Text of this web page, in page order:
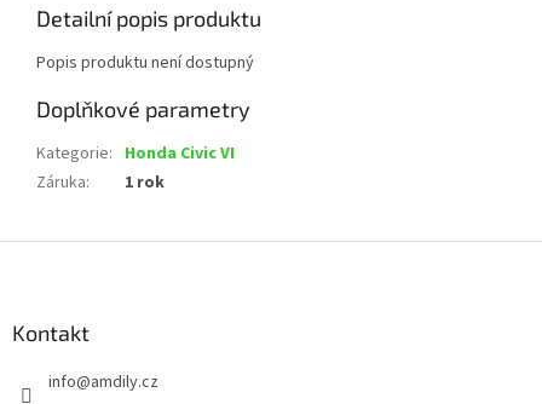
Detailní popis produktu
Popis produktu není dostupný
Doplňkové parametry
Kategorie: Honda Civic VI
Záruka: 1 rok
Kontakt
info@amdily.cz